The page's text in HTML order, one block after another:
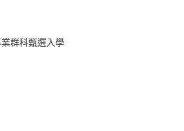
群科甄選入學